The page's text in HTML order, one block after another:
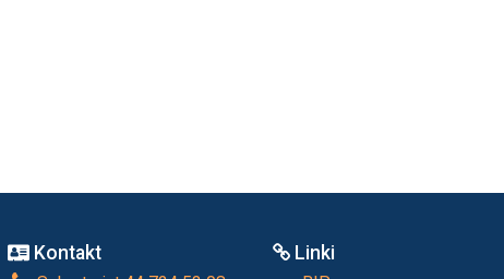
Kontakt Linki